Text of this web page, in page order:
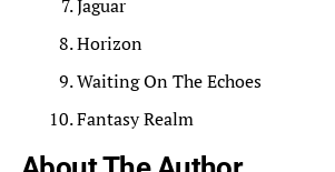
Jaguar
Horizon
Waiting On The Echoes
Fantasy Realm